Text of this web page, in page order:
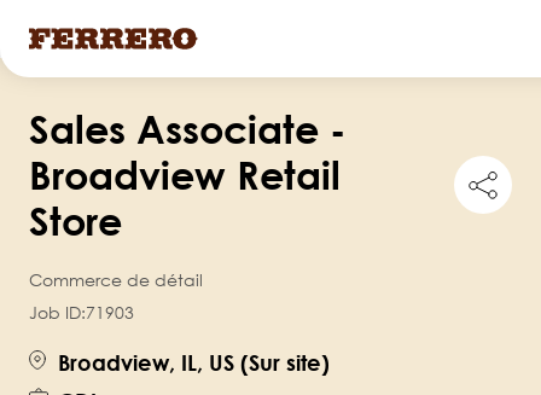
main
content
Sales Associate -
Broadview Retail
Store
this
Commerce de détail
Job ID:71903
Broadview, IL, US (Sur site)